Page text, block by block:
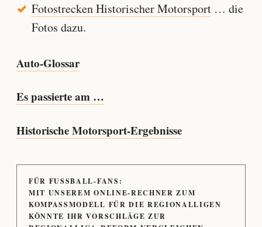
Fotostrecken Historischer Motorsport… die
Fotos dazu.
Auto-Glossar
Es passierte am …
Historische Motorsport-Ergebnisse
FÜR FUSSBALL-FANS:
MIT UNSEREM ONLINE-RECHNER ZUM
KOMPASSMODELL FÜR DIE REGIONALLIGEN
KÖNNTE IHR VORSCHLÄGE ZUR